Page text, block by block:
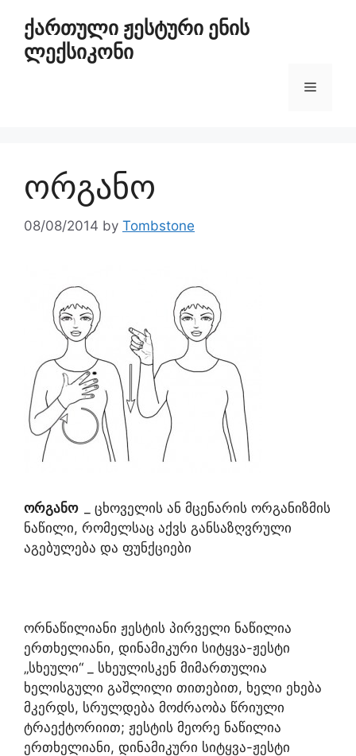
ქართული ჟესტური ენის
ლექსიკონი
ორგანო
08/08/2014 by Tombstone
ორგანო
_ ცხოველის ან მცენარის ორგანიზმის
ნაწილი, რომელსაც აქვს განსაზღვრული
აგებულება და ფუნქციები
ორნაწილიანი ჟესტის პირველი ნაწილია
ერთხელიანი, დინამიკური სიტყვა-ჟესტი
„სხეული“ _ სხეულისკენ მიმართულია
ხელისგული გაშლილი თითებით, ხელი ეხება
მკერდს, სრულდება მოძრაობა წრიული
ტრაექტორიით; ჟესტის მეორე ნაწილია
ერთხელიანი, დინამიკური სიტყვა-ჟესტი